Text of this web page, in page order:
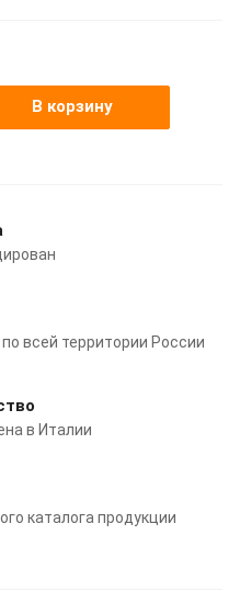
В корзину
всей территории России
в Италии
каталога продукции